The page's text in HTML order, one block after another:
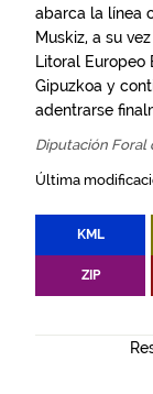
abarca la línea
Muskiz, a su
Litoral Europeo
Gipuzkoa y
adentrarse
Diputación Foral
Última
KML
ZIP